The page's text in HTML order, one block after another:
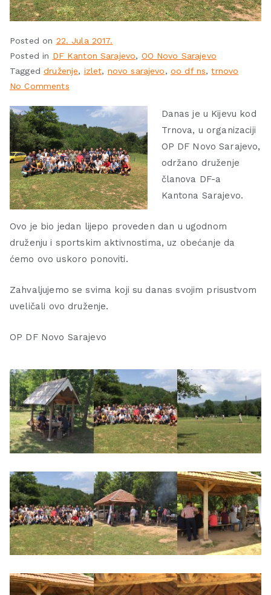
Posted on 22. Jula 2017.
Posted in DF Kanton Sarajevo, OO Novo Sarajevo
Taggeddruženje, izlet, novo sarajevo, oo df ns,trnovo
No Comments
Danas je u Kijevu kod
Trnova, u organizaciji
OP DF Novo Sarajevo,
održano druženje
članova DF-a
Kantona Sarajevo.
Ovo je bio jedan lijepo proveden dan u ugodnom
druženju i sportskim aktivnostima, uz obećanje da
ćemo ovo uskoro ponoviti.
Zahvaljujemo se svima koji su danas svojim prisustvom
uveličali ovo druženje.
OP DF Novo Sarajevo